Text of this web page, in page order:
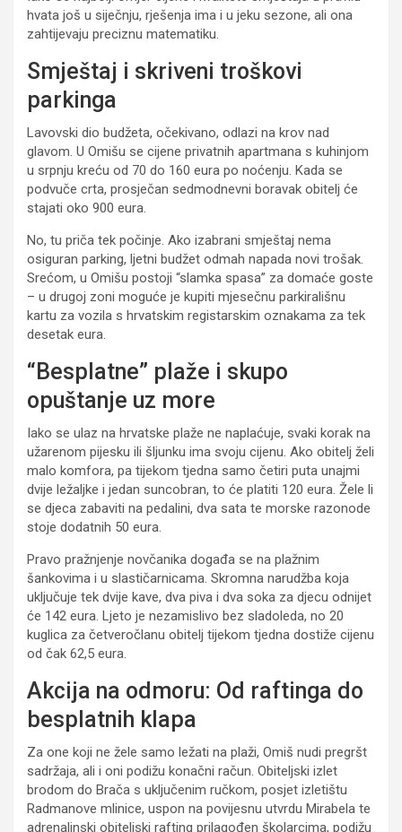
hvata još u siječnju, rješenja ima i u jeku sezone, ali ona
zahtijevaju preciznu matematiku.
Smještaj i skriveni troškovi
parkinga
Lavovski dio budžeta, očekivano, odlazi na krov nad
glavom. U Omišu se cijene privatnih apartmana s kuhinjom
u srpnju kreću od 70 do 160 eura po noćenju. Kada se
podvuče crta, prosječan sedmodnevni boravak obitelj će
stajati oko 900 eura.
No, tu priča tek počinje. Ako izabrani smještaj nema
osiguran parking, ljetni budžet odmah napada novi trošak.
Srećom, u Omišu postoji “slamka spasa” za domaće goste
– u drugoj zoni moguće je kupiti mjesečnu parkirališnu
kartu za vozila s hrvatskim registarskim oznakama za tek
desetak eura.
“Besplatne” plaže i skupo
opuštanje uz more
Iako se ulaz na hrvatske plaže ne naplaćuje, svaki korak na
užarenom pijesku ili šljunku ima svoju cijenu. Ako obitelj želi
malo komfora, pa tijekom tjedna samo četiri puta unajmi
dvije ležaljke i jedan suncobran, to će platiti 120 eura. Žele li
se djeca zabaviti na pedalini, dva sata te morske razonode
stoje dodatnih 50 eura.
Pravo pražnjenje novčanika događa se na plažnim
šankovima i u slastičarnicama. Skromna narudžba koja
uključuje tek dvije kave, dva piva i dva soka za djecu odnijet
će 142 eura. Ljeto je nezamislivo bez sladoleda, no 20
kuglica za četveročlanu obitelj tijekom tjedna dostiže cijenu
od čak 62,5 eura.
Akcija na odmoru: Od raftinga do
besplatnih klapa
Za one koji ne žele samo ležati na plaži, Omiš nudi pregršt
sadržaja, ali i oni podižu konačni račun. Obiteljski izlet
brodom do Brača s uključenim ručkom, posjet izletištu
Radmanove mlinice, uspon na povijesnu utvrdu Mirabela te
adrenalinski obiteljski rafting prilagođen školarcima, podižu